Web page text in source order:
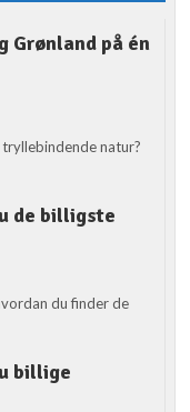
Grønland på én
natur?
de billigste
du finder de
billige